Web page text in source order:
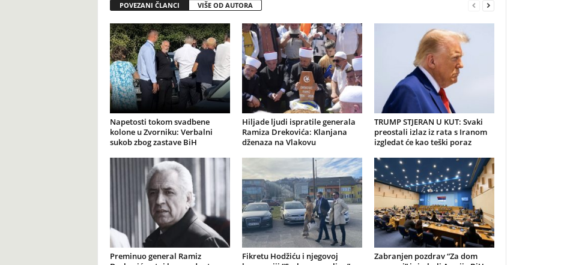
POVEZANI ČLANCI VIŠE OD AUTORA
Napetosti tokom svadbene
kolone u Zvorniku: Verbalni
sukob zbog zastave BiH
Hiljade ljudi ispratile generala
Ramiza Drekovića: Klanjana
dženaza na Vlakovu
TRUMP STJERAN U KUT: Svaki
preostali izlaz iz rata s Iranom
izgledat će kao teški poraz
Preminuo general Ramiz
Fikretu Hodžiću i njegovoj
Zabranjen pozdrav “Za dom